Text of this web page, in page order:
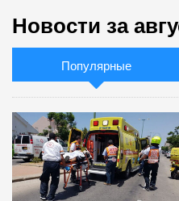
Новости за
Популярные